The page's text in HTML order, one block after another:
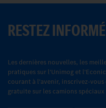
RESTEZ INFORMÉ
Les dernières nouvelles, les
pratiques sur l'Unimog et
courant à l'avenir, inscrivez-
gratuite sur les camions